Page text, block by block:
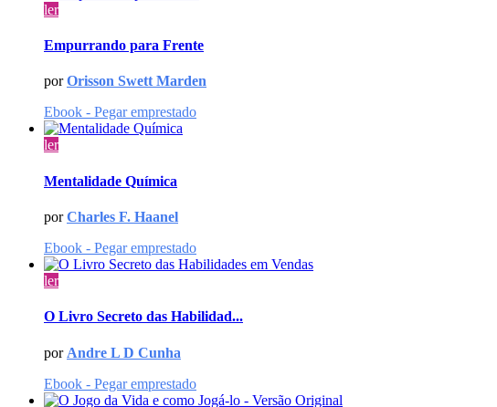
ler
Empurrando para Frente
porOrisson Swett Marden
Ebook - Pegar emprestado
ler
Mentalidade Química
porCharles F. Haanel
Ebook - Pegar emprestado
ler
O Livro Secreto das Habilidad...
por Andre L D Cunha
Ebook - Pegar emprestado